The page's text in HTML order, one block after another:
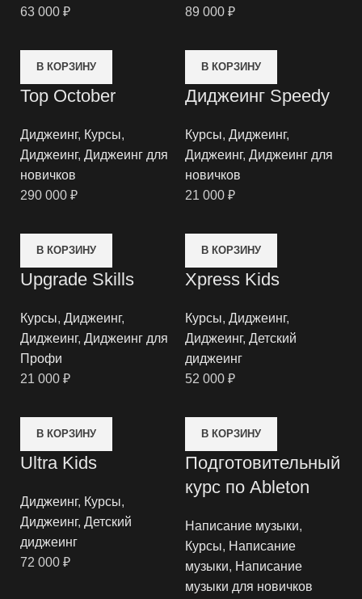
63 000 ₽
89 000 ₽
В КОРЗИНУ
Top October
Диджеинг, Курсы,
Диджеинг, Диджеинг для
новичков
290 000 ₽
В КОРЗИНУ
Диджеинг Speedy
Курсы, Диджеинг,
Диджеинг, Диджеинг для
новичков
21 000 ₽
В КОРЗИНУ
Upgrade Skills
Курсы, Диджеинг,
Диджеинг, Диджеинг для
Профи
21 000 ₽
В КОРЗИНУ
Xpress Kids
Курсы, Диджеинг,
Диджеинг, Детский
диджеинг
52 000 ₽
В КОРЗИНУ
Ultra Kids
Диджеинг, Курсы,
Диджеинг, Детский
диджеинг
72 000 ₽
В КОРЗИНУ
Подготовительный
курс по Ableton
Написание музыки,
Курсы, Написание
музыки, Написание
музыки для новичков